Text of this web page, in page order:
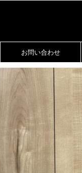
お問い合わせ